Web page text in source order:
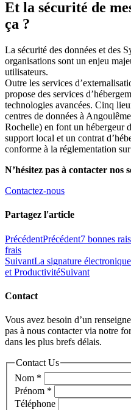
Et la sécurité de
ça ?
La sécurité des données et des
organisations sont un enjeu
utilisateurs.
Outre les services
propose des services
technologies avancées. Cinq
centres de données à
Rochelle) en font un hébergeur
support local et un contrat
conforme à la réglementation
N’hésitez pas à contacter nos
Contactez-nous
Partagez l'article
PrécédentPrécédent7 bonnes
frais
SuivantLa signature
et ProductivitéSuivant
Contact
Vous avez besoin d’un
pas à nous contacter via notre
dans les plus brefs délais.
Contact Us
Nom *
Prénom *
Téléphone